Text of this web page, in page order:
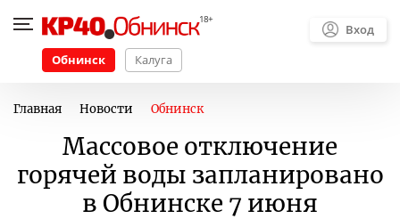
Обнинск Калуга
Вход
Главная Новости Обнинск
Массовое отключение
горячей воды запланировано
в Обнинске 7 июня